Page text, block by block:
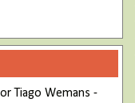
Tiago Wemans -